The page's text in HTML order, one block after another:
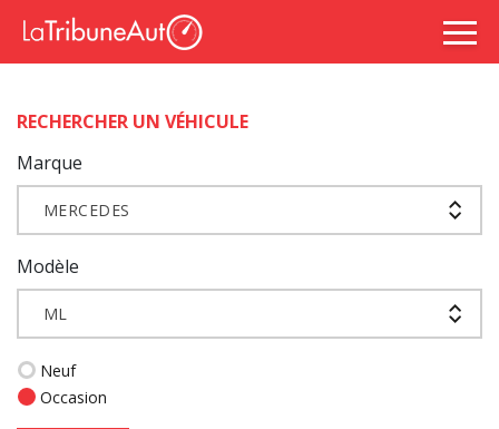
RECHERCHER UN VÉHICULE
Marque
MERCEDES
Modèle
ML
Neuf
Occasion